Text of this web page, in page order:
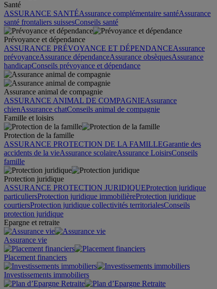
Santé
ASSURANCE SANTÉAssurance complémentaire santéAssurance
santé frontaliers suissesConseils santé
Prévoyance et dépendance
ASSURANCE PRÉVOYANCE ET DÉPENDANCEAssurance
prévoyanceAssurance dépendanceAssurance obsèquesAssurance
handicapConseils prévoyance et dépendance
Assurance animal de compagnie
ASSURANCE ANIMAL DE COMPAGNIEAssurance
chienAssurance chatConseils animal de compagnie
Famille et loisirs
Protection de la famille
ASSURANCE PROTECTION DE LA FAMILLEGarantie des
accidents de la vieAssurance scolaireAssurance LoisirsConseils
famille
Protection juridique
ASSURANCE PROTECTION JURIDIQUEProtection juridique
particuliersProtection juridique immobilièreProtection juridique
courtiersProtection juridique collectivités territorialesConseils
protection juridique
Epargne et retraite
Assurance vie
Placement financiers
Investissements immobiliers